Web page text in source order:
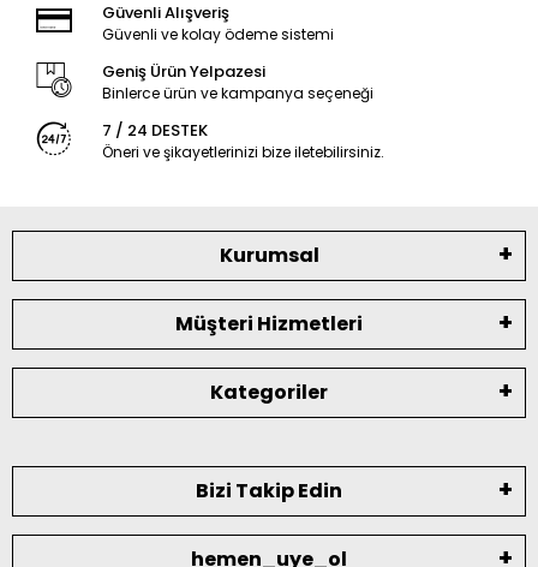
Güvenli Alışveriş
Güvenli ve kolay ödeme sistemi
Geniş Ürün Yelpazesi
Binlerce ürün ve kampanya seçeneği
7 / 24 DESTEK
Öneri ve şikayetlerinizi bize iletebilirsiniz.
Kurumsal
Müşteri Hizmetleri
Kategoriler
Bizi Takip Edin
hemen_uye_ol